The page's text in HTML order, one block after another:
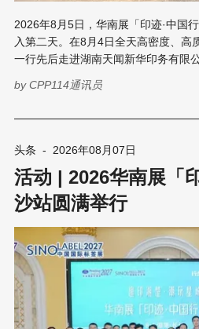
2026年8月5日，华南展「印迹·中国
入第二天。在8月4日全天高密度、高
一行先后走进湖南天闻新华印务有限
司，深入生产一线实地参观考察，零
刊印刷基地的产业实力与智能化转型成果。 湖南天闻新华
带队接待，对交流团一行的到来表示
车间、装订车间以及旗下童书子公司
区域。 天闻印务始建于1952年，2010年随中南出版传媒集团整体
上市，是一家集书刊印刷、商业印刷
于一体的大型国有企业。公司现有员
380亩，拥有国际一流的印前、印刷
2023年，天闻印务获评“国家印刷示
国出版政府奖——先进集体奖。2021
达到
byCPP114通讯员
头条 - 2026年08月07日
活动 | 2026华南展「
沙站圆满举行